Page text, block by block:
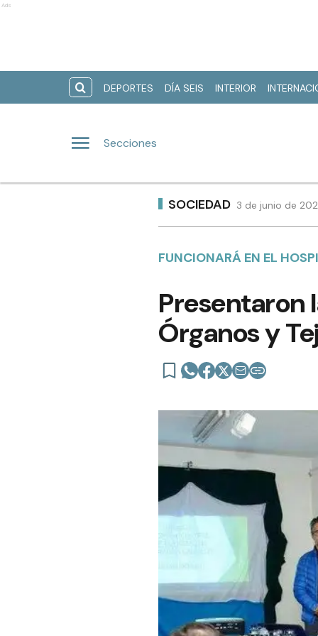
Ads
DEPORTES DÍA SEIS INTERIOR
Secciones
SOCIEDAD 3 de junio de
FUNCIONARÁ EN EL
Presentaron
Órganos y